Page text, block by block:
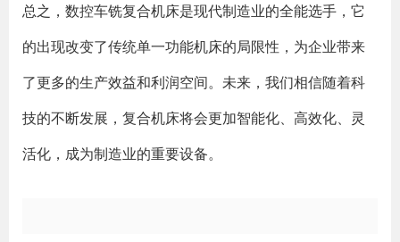
总之，数控车铣复合机床是现代制造业的全能选手，它
的出现改变了传统单一功能机床的局限性，为企业带来
了更多的生产效益和利润空间。未来，我们相信随着科
技的不断发展，复合机床将会更加智能化、高效化、灵
活化，成为制造业的重要设备。